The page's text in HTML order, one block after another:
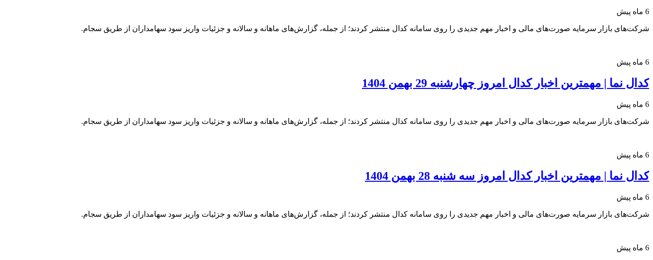
6 ماه پیش
شرکت‌های بازار سرمایه صورت‌های مالی و اخبار مهم جدیدی را روی سامانه کدال منتشر کردند؛ از جمله، گزارش‌های ماهانه و سالانه و جزئیات واریز سود سهامداران از طریق سجام.
6 ماه پیش
کدال نما | مهمترین اخبار کدال امروز چهارشنبه 29 بهمن 1404
6 ماه پیش
شرکت‌های بازار سرمایه صورت‌های مالی و اخبار مهم جدیدی را روی سامانه کدال منتشر کردند؛ از جمله، گزارش‌های ماهانه و سالانه و جزئیات واریز سود سهامداران از طریق سجام.
6 ماه پیش
کدال نما | مهمترین اخبار کدال امروز سه شنبه 28 بهمن 1404
6 ماه پیش
شرکت‌های بازار سرمایه صورت‌های مالی و اخبار مهم جدیدی را روی سامانه کدال منتشر کردند؛ از جمله، گزارش‌های ماهانه و سالانه و جزئیات واریز سود سهامداران از طریق سجام.
6 ماه پیش